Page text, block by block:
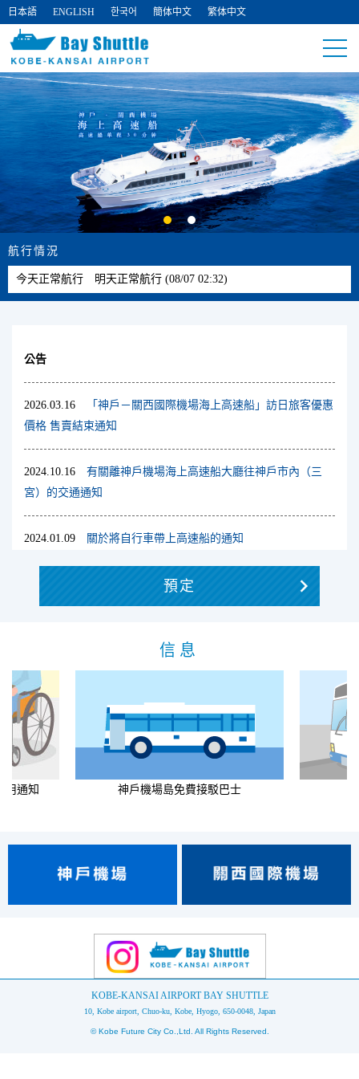
日本語 ENGLISH 한국어 簡体中文 繁体中文
航行情況
今天正常航行 明天正常航行 (08/07 02:32)
公告
2026.03.16 「神戶－關西國際機場海上高速船」訪日旅客優惠
價格 售賣結束通知
2024.10.16 有關離神戶機場海上高速船大廳往神戶市內（三
宮）的交通通知
2024.01.09 關於將自行車帶上高速船的通知
“神戶-關西國際機場海上高速船” 關於免票登機系
統的“預訂方法”和“搭船方法”
「神戶-關西國際機場海上高速船」回復正常航班
的通知
預定
信息
用通知 神戶機場島免費接駁巴士
KOBE-KANSAI AIRPORT BAY SHUTTLE
10, Kobe airport, Chuo-ku, Kobe, Hyogo, 650-0048, Japan
© Kobe Future City Co.,Ltd. All Rights Reserved.